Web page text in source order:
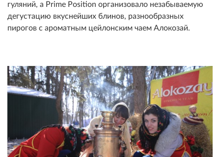
гуляний, а Prime Position организовало незабываемую
дегустацию вкуснейших блинов, разнообразных
пирогов с ароматным цейлонским чаем Алокозай.